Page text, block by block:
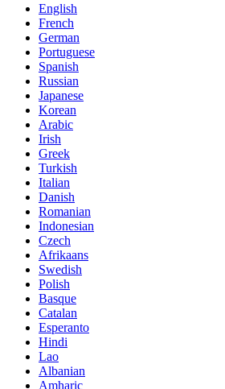
English
French
German
Portuguese
Spanish
Russian
Japanese
Korean
Arabic
Irish
Greek
Turkish
Italian
Danish
Romanian
Indonesian
Czech
Afrikaans
Swedish
Polish
Basque
Catalan
Esperanto
Hindi
Lao
Albanian
Amharic